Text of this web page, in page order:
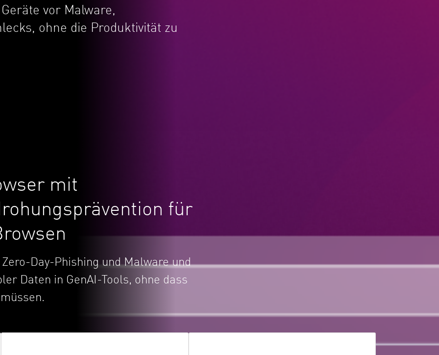
vor Malware,
ohne die Produktivität zu
mit
für
Day-Phishing und Malware und
Daten in GenAI-Tools, ohne dass